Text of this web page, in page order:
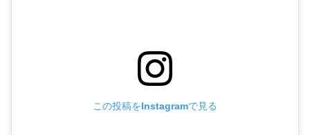
この投稿をInstagramで見る